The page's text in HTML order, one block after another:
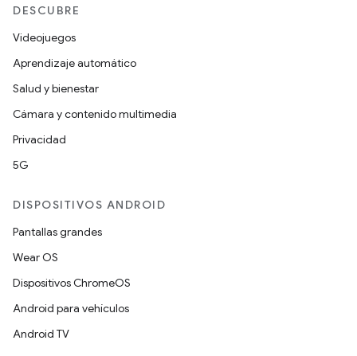
DESCUBRE
Videojuegos
Aprendizaje automático
Salud y bienestar
Cámara y contenido multimedia
Privacidad
5G
DISPOSITIVOS ANDROID
Pantallas grandes
Wear OS
Dispositivos ChromeOS
Android para vehículos
Android TV